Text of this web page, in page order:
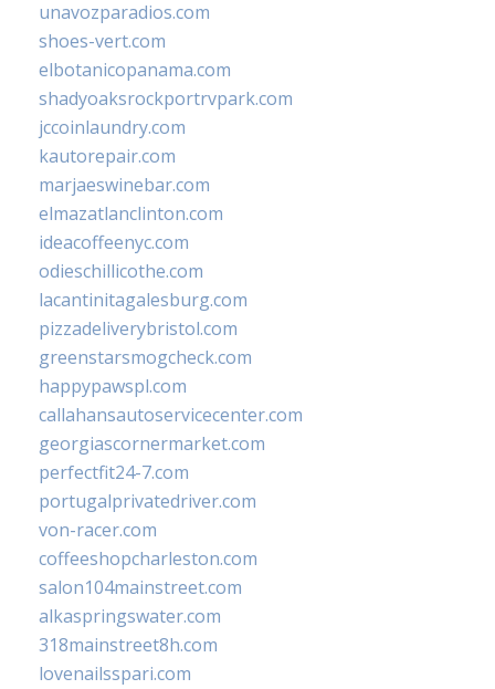
unavozparadios.com
shoes-vert.com
elbotanicopanama.com
shadyoaksrockportrvpark.com
jccoinlaundry.com
kautorepair.com
marjaeswinebar.com
elmazatlanclinton.com
ideacoffeenyc.com
odieschillicothe.com
lacantinitagalesburg.com
pizzadeliverybristol.com
greenstarsmogcheck.com
happypawspl.com
callahansautoservicecenter.com
georgiascornermarket.com
perfectfit24-7.com
portugalprivatedriver.com
von-racer.com
coffeeshopcharleston.com
salon104mainstreet.com
alkaspringswater.com
318mainstreet8h.com
lovenailsspari.com